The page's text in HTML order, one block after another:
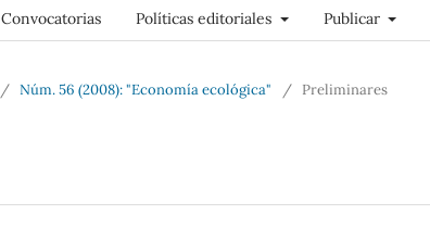
Convocatorias Políticas editoriales Publicar
/ Núm. 56 (2008): "Economía ecológica" / Preliminares